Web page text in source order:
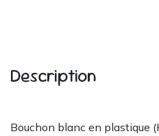
Description
Bouchon blanc en plastique